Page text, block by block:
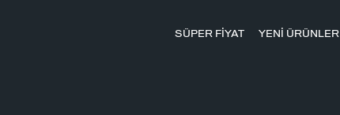
SÜPER FİYAT YENİ ÜRÜNLER